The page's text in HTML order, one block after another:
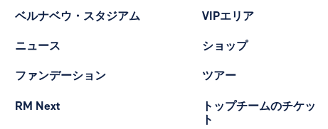
ベルナベウ・スタジアム
ニュース
ファンデーション
RM Next
VIPエリア
ショップ
ツアー
トップチームのチケッ
ト